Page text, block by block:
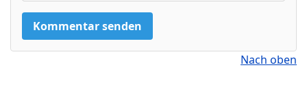
Nach oben